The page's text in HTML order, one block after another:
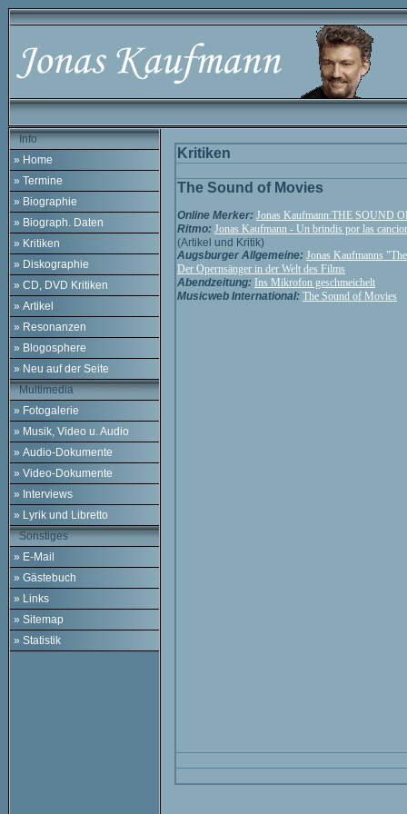
Info
» Home
» Termine
» Biographie
» Biograph. Daten
» Kritiken
» Diskographie
» CD, DVD Kritiken
» Artikel
» Resonanzen
» Blogosphere
» Neu auf der Seite
Multimedia
» Fotogalerie
» Musik, Video u. Audio
» Audio-Dokumente
» Video-Dokumente
» Interviews
» Lyrik und Libretto
Sonstiges
» E-Mail
» Gästebuch
» Links
» Sitemap
» Statistik
Kritiken
The Sound of Movies
Online Merker: Jonas Kaufmann:THE SOUND
Ritmo: Jonas Kaufmann - Un brindis por las
(Artikel und Kritik)
Augsburger Allgemeine: Jonas Kaufmanns
Der Opernsänger in der Welt des Films
Abendzeitung: Ins Mikrofon geschmeichelt
Musicweb International: The Sound of Movies